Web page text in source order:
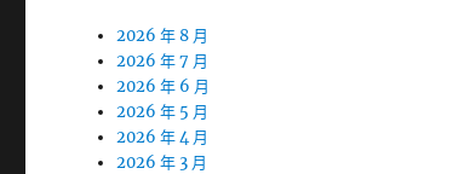
2026 年 8 月
2026 年 7 月
2026 年 6 月
2026 年 5 月
2026 年 4 月
2026 年 3 月